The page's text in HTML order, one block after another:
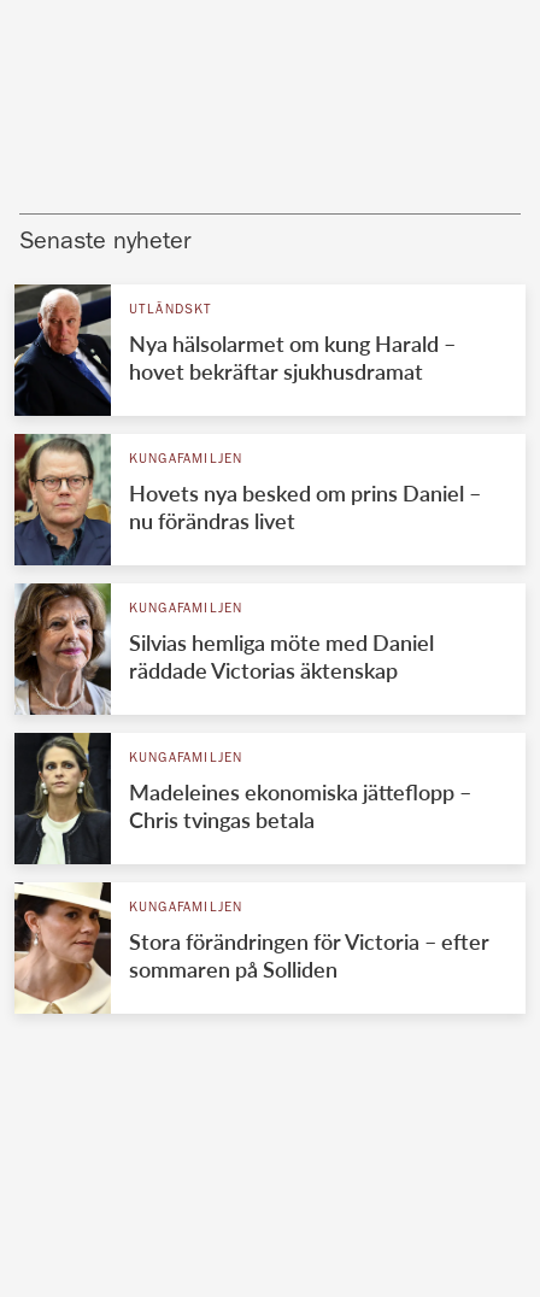
Senaste nyheter
UTLÄNDSKT
Nya hälsolarmet om kung Harald –
hovet bekräftar sjukhusdramat
KUNGAFAMILJEN
Hovets nya besked om prins Daniel –
nu förändras livet
KUNGAFAMILJEN
Silvias hemliga möte med Daniel
räddade Victorias äktenskap
KUNGAFAMILJEN
Madeleines ekonomiska jätteflopp –
Chris tvingas betala
KUNGAFAMILJEN
Stora förändringen för Victoria – efter
sommaren på Solliden